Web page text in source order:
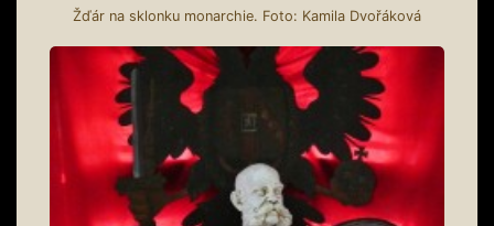
Žďár na sklonku monarchie. Foto: Kamila Dvořáková